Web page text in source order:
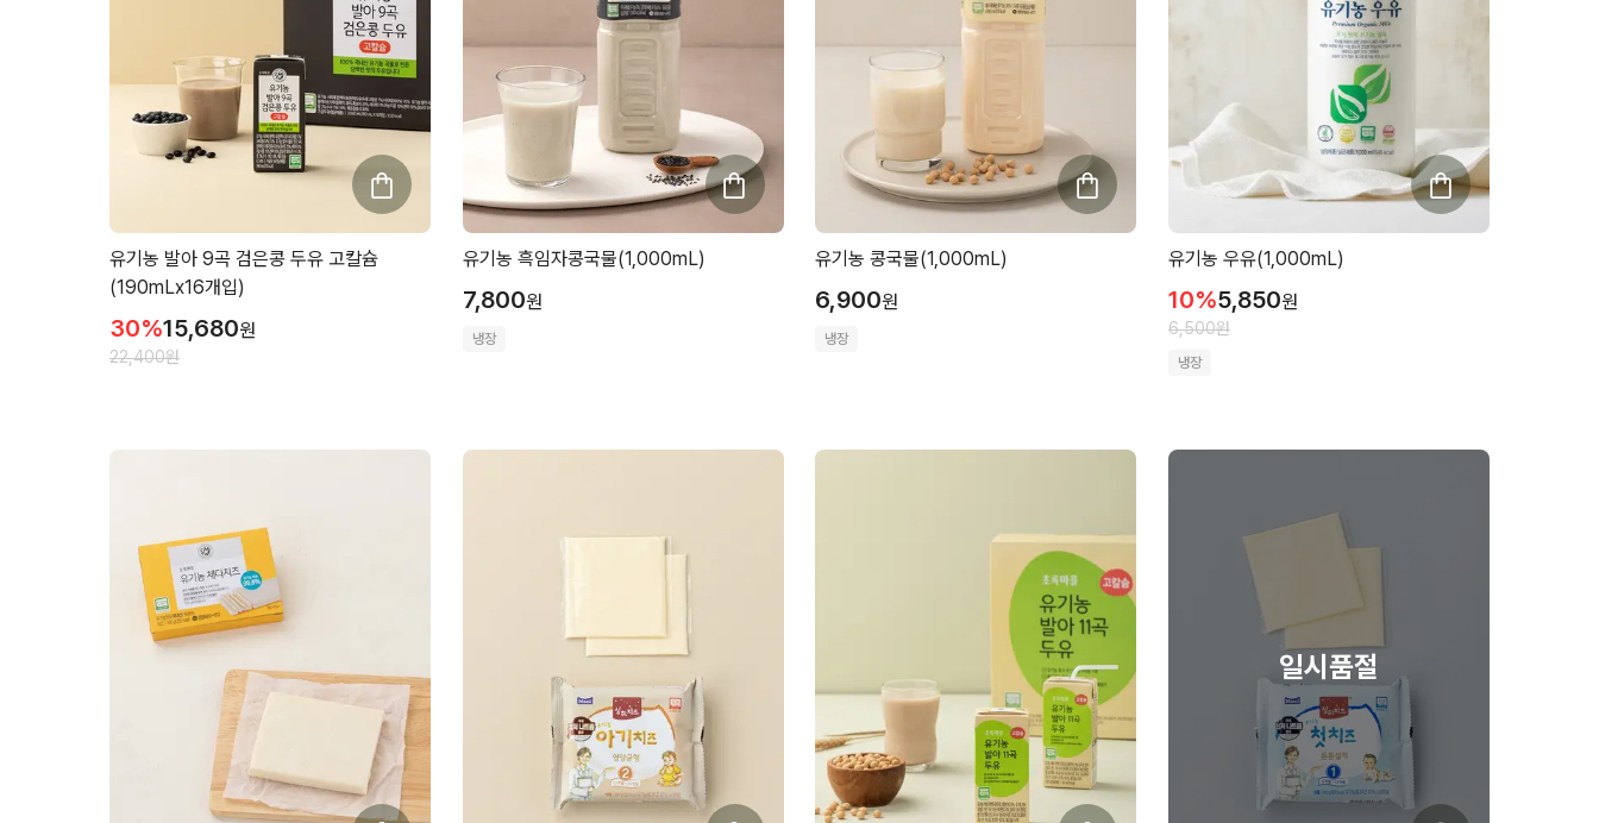
유기농 발아 9곡 검은콩 두유 고칼슘
(190mLx16개입)
30%15,680원
22,400원
유기농 흑임자콩국물(1,000mL)
7,800원
냉장
유기농 콩국물(1,000mL)
6,900원
냉장
유기농 우유(1,000mL)
10%5,850원
6,500원
냉장